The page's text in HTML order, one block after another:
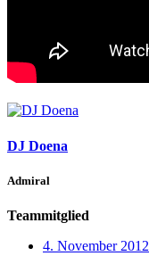
DJ Doena
Admiral
Teammitglied
4. November 2012